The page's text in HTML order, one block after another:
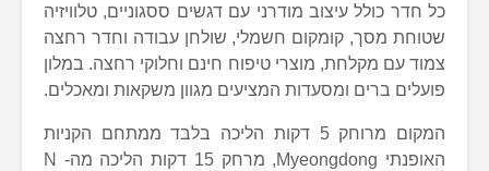
כל חדר כולל עיצוב מודרני עם דגשים ססגוניים, טלוויזיה
שטוחת מסך, קומקום חשמלי, שולחן עבודה וחדר רחצה
צמוד עם מקלחת, מוצרי טיפוח חינם וחלוקי רחצה. במלון
פועלים ברים ומסעדות המציעים מגוון משקאות ומאכלים.
המקום מרוחק 5 דקות הליכה בלבד ממתחם הקניות
האופנתי Myeongdong, מרחק 15 דקות הליכה מה- N